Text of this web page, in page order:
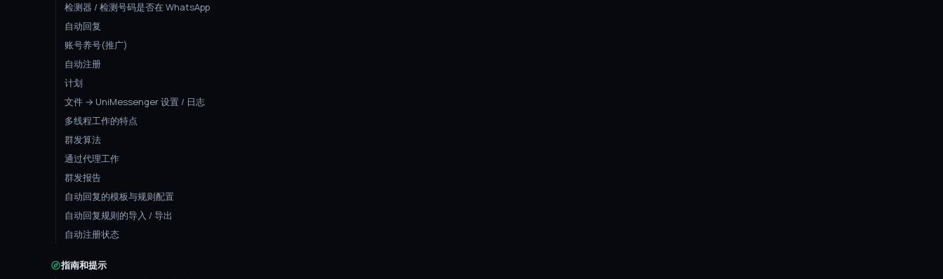
检测器 / 检测号码是否在 WhatsApp
自动回复
账号养号(推广)
自动注册
计划
文件 → UniMessenger 设置 / 日志
多线程工作的特点
群发算法
通过代理工作
群发报告
自动回复的模板与规则配置
自动回复规则的导入 / 导出
自动注册状态
指南和提示